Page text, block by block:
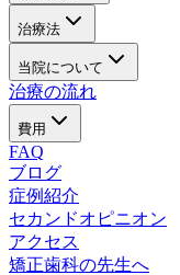
治療法
当院について
治療の流れ
費用
FAQ
ブログ
症例紹介
セカンドオピニオン
アクセス
矯正歯科の先生へ